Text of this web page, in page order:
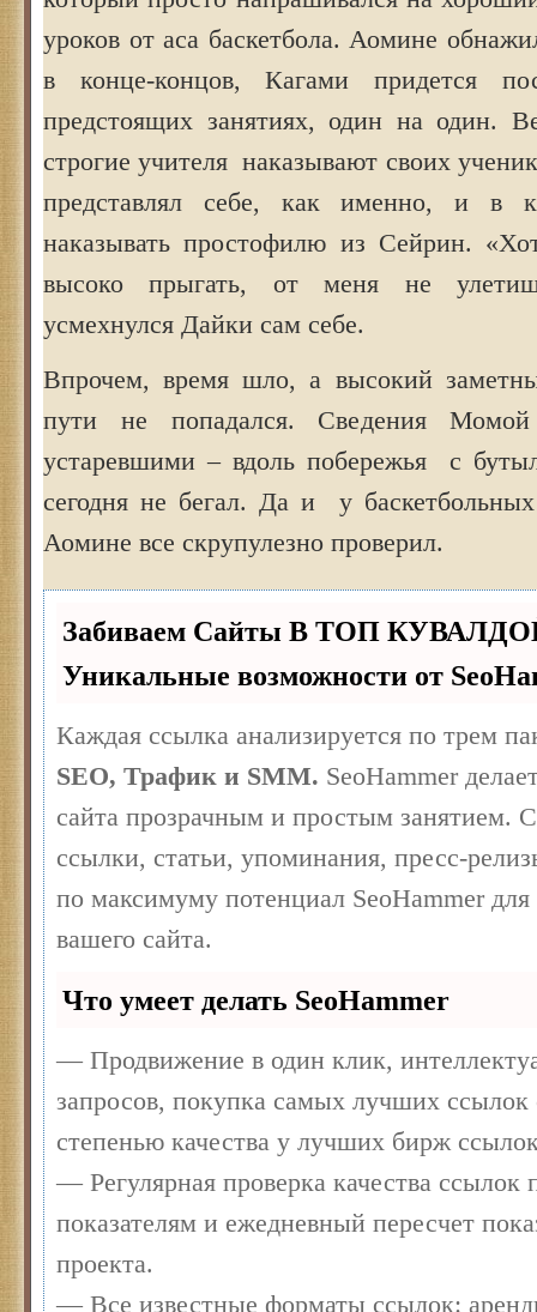
уроков от аса баскетбола. Аомине
в конце-концов, Кагами придется
предстоящих занятиях, один на один.
строгие учителя наказывают своих
представлял себе, как именно, и в
наказывать простофилю из Сейрин.
высоко прыгать, от меня не
усмехнулся Дайки сам себе.
Впрочем, время шло, а высокий
пути не попадался. Сведения Момой
устаревшими – вдоль побережья с
сегодня не бегал. Да и у
Аомине все скрупулезно проверил.
Забиваем Сайты В ТОП
Уникальные возможности от
Каждая ссылка анализируется по трем
SEO, Трафик и SMM. SeoHammer
сайта прозрачным и простым занятием.
ссылки, статьи, упоминания, пресс-
по максимуму потенциал SeoHammer
вашего сайта.
Что умеет делать SeoHammer
— Продвижение в один клик,
запросов, покупка самых лучших ссылок
степенью качества у лучших бирж
— Регулярная проверка качества ссылок
показателям и ежедневный пересчет
проекта.
— Все известные форматы ссылок: